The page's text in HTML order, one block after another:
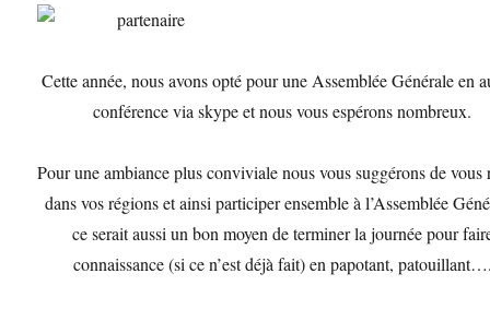
Cette année, nous avons opté pour une Assemblée Générale en
conférence via skype et nous vous espérons nombreux.
Pour une ambiance plus conviviale nous vous suggérons de vous
dans vos régions et ainsi participer ensemble à l’Assemblée
ce serait aussi un bon moyen de terminer la journée pour
connaissance (si ce n’est déjà fait) en papotant,